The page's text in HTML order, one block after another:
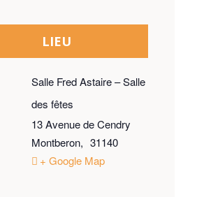
LIEU
Salle Fred Astaire – Salle
des fêtes
13 Avenue de Cendry
Montberon, 31140
+ Google Map